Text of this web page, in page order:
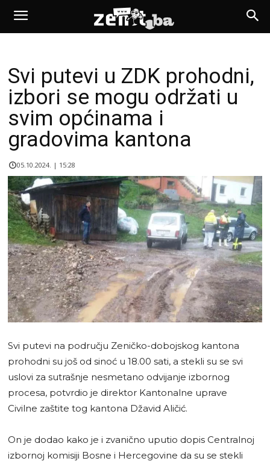
Svi putevi u ZDK prohodni,
izbori se mogu održati u
svim općinama i
gradovima kantona
05.10.2024. | 15:28
Svi putevi na području Zeničko-dobojskog kantona
prohodni su još od sinoć u 18.00 sati, a stekli su se svi
uslovi za sutrašnje nesmetano odvijanje izbornog
procesa, potvrdio je direktor Kantonalne uprave
Civilne zaštite tog kantona Džavid Aličić.
On je dodao kako je i zvanično uputio dopis Centralnoj
izbornoj komisiji Bosne i Hercegovine da su se stekli